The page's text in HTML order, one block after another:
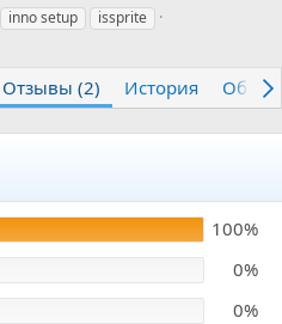
Т
и
inno setup issprite
Отзывы (2) История
100%
0%
0%